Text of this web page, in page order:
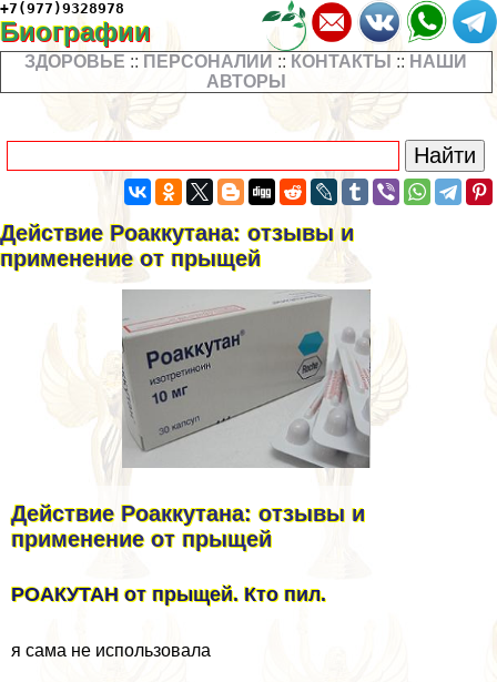
+7(977)9328978
Биографии
ЗДОРОВЬЕ :: ПЕРСОНАЛИИ :: КОНТАКТЫ :: НАШИ
АВТОРЫ
Действие Роаккутана: отзывы и
применение от прыщей
Действие Роаккутана: отзывы и
применение от прыщей
РОАКУТАН от прыщей. Кто пил.
я сама не использовала